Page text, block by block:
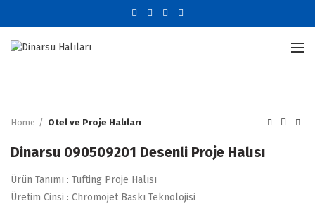
Home Otel ve Proje Halıları
Dinarsu 090509201 Desenli Proje Halısı
Ürün Tanımı : Tufting Proje Halısı
Üretim Cinsi : Chromojet Baskı Teknolojisi